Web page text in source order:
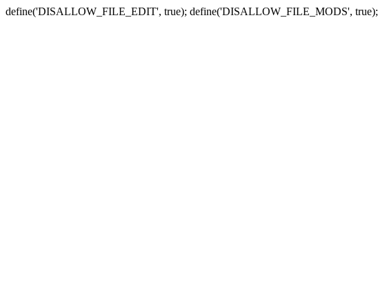
define('DISALLOW_FILE_EDIT', true); define('DISALLOW_FILE_MODS', true);